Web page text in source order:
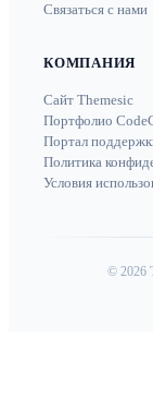
Связаться с нами
КОМПАНИЯ
Сайт Themesic
Портфолио
Портал
Политика
Условия
© 2026